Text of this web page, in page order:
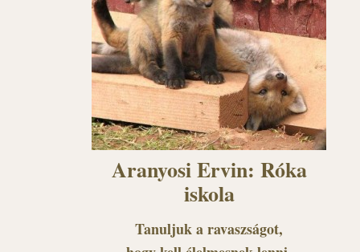
Aranyosi Ervin: Róka
iskola
Tanuljuk a ravaszságot,